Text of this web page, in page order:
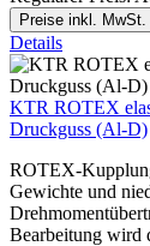
Preise inkl.
Details
KTR ROTEX
Druckguss (Al-D)
ROTEX-
Gewichte und
Bearbeitung wird